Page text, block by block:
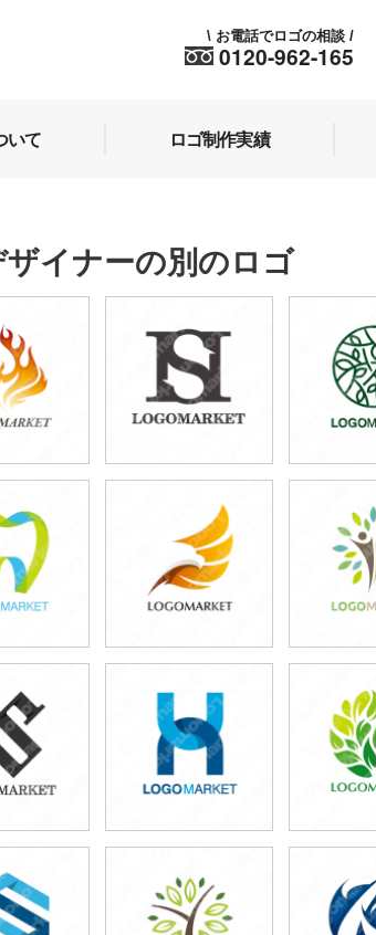
0120-962-165
\ お電話でロゴの相談 /
いて ロゴ制作実績
イナーの別のロゴ
円
円)
49,800円
(税込54,780円) (税込
円
円)
49,800円
(税込54,780円) (税込
円
円)
49,800円
(税込54,780円) (税込